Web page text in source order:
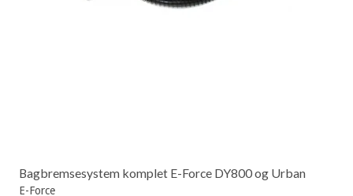
Bagbremsesystem komplet E-Force DY800 og Urban
E-Force